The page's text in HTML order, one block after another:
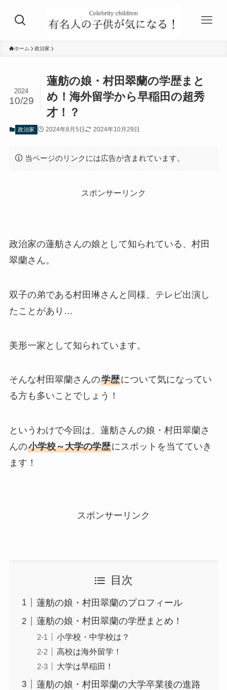
ホーム 政治家
蓮舫の娘・村田翠蘭の学歴まと
め！海外留学から早稲田の超秀
才！？
2024
10/29
政治家 2024年8月5日 2024年10月29日
当ページのリンクには広告が含まれています。
スポンサーリンク
政治家の蓮舫さんの娘として知られている、村田
翠蘭さん。
双子の弟である村田琳さんと同様、テレビ出演し
たことがあり…
美形一家として知られています。
そんな村田翠蘭さんの学歴について気になってい
る方も多いことでしょう！
というわけで今回は、蓮舫さんの娘・村田翠蘭さ
んの小学校～大学の学歴にスポットを当てていき
ます！
スポンサーリンク
目次
蓮舫の娘・村田翠蘭のプロフィール
蓮舫の娘・村田翠蘭の学歴まとめ！
小学校・中学校は？
高校は海外留学！
大学は早稲田！
蓮舫の娘・村田翠蘭の大学卒業後の進路